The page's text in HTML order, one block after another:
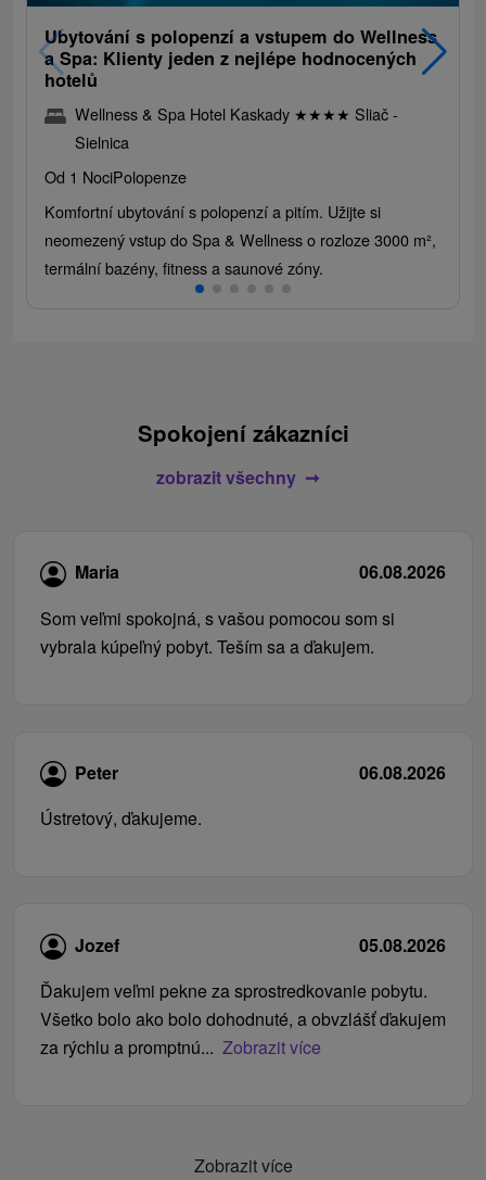
Ubytování s polopenzí a vstupem do Wellness
a Spa: Klienty jeden z nejlépe hodnocených
hotelů
Wellness & Spa Hotel Kaskady ★★★★ Sliač -
Sielnica
Od 1 NociPolopenze
Komfortní ubytování s polopenzí a pitím. Užijte si
neomezený vstup do Spa & Wellness o rozloze 3000 m²,
termální bazény, fitness a saunové zóny.
Spokojení zákazníci
zobrazit všechny
Maria
06.08.2026
Som veľmi spokojná, s vašou pomocou som si
vybrala kúpeľný pobyt. Teším sa a ďakujem.
Peter
06.08.2026
Ústretový, ďakujeme.
Jozef
05.08.2026
Ďakujem veľmi pekne za sprostredkovanie pobytu.
Všetko bolo ako bolo dohodnuté, a obvzlášť ďakujem
za rýchlu a promptnú... Zobrazit více
Zobrazit více